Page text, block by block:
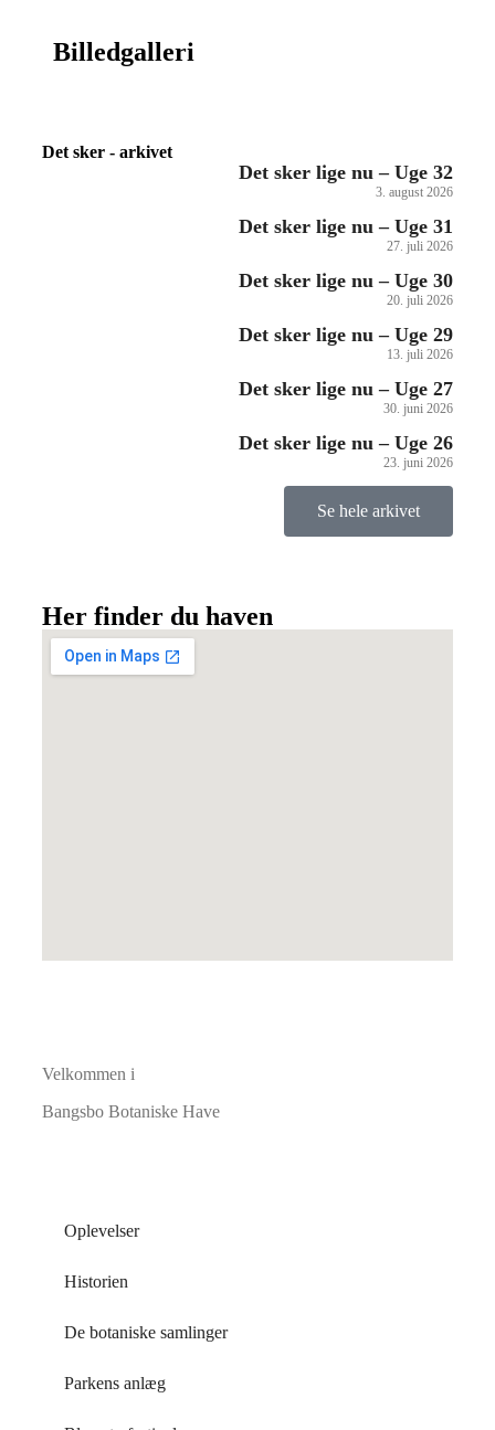
Billedgalleri
Det sker - arkivet
Det sker lige nu – Uge 32
3. august 2026
Det sker lige nu – Uge 31
27. juli 2026
Det sker lige nu – Uge 30
20. juli 2026
Det sker lige nu – Uge 29
13. juli 2026
Det sker lige nu – Uge 27
30. juni 2026
Det sker lige nu – Uge 26
23. juni 2026
Se hele arkivet
Her finder du haven
Velkommen i
Bangsbo Botaniske Have
Oplevelser
Historien
De botaniske samlinger
Parkens anlæg